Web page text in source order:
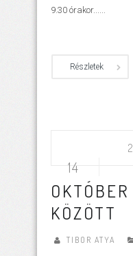
9.30 órakor......
Részletek
14
KÖZÖTT
TIBOR ATYA